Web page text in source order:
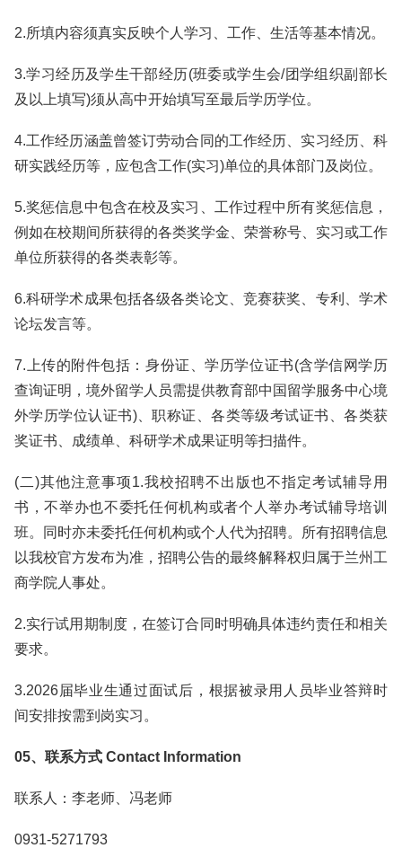
2.所填内容须真实反映个人学习、工作、生活等基本情况。
3.学习经历及学生干部经历(班委或学生会/团学组织副部长
及以上填写)须从高中开始填写至最后学历学位。
4.工作经历涵盖曾签订劳动合同的工作经历、实习经历、科
研实践经历等，应包含工作(实习)单位的具体部门及岗位。
5.奖惩信息中包含在校及实习、工作过程中所有奖惩信息，
例如在校期间所获得的各类奖学金、荣誉称号、实习或工作
单位所获得的各类表彰等。
6.科研学术成果包括各级各类论文、竞赛获奖、专利、学术
论坛发言等。
7.上传的附件包括：身份证、学历学位证书(含学信网学历
查询证明，境外留学人员需提供教育部中国留学服务中心境
外学历学位认证书)、职称证、各类等级考试证书、各类获
奖证书、成绩单、科研学术成果证明等扫描件。
(二)其他注意事项1.我校招聘不出版也不指定考试辅导用
书，不举办也不委托任何机构或者个人举办考试辅导培训
班。同时亦未委托任何机构或个人代为招聘。所有招聘信息
以我校官方发布为准，招聘公告的最终解释权归属于兰州工
商学院人事处。
2.实行试用期制度，在签订合同时明确具体违约责任和相关
要求。
3.2026届毕业生通过面试后，根据被录用人员毕业答辩时
间安排按需到岗实习。
05、联系方式 Contact Information
联系人：李老师、冯老师
0931-5271793